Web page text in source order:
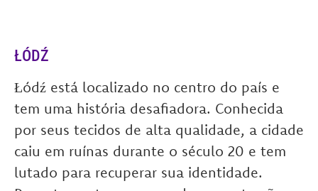
ŁÓDŹ
Łódź está localizado no centro do país e
tem uma história desafiadora. Conhecida
por seus tecidos de alta qualidade, a cidade
caiu em ruínas durante o século 20 e tem
lutado para recuperar sua identidade.